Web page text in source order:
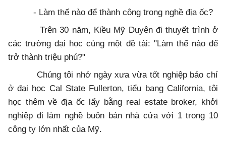
- Làm thế nào để thành công trong nghề địa ốc?
Trên 30 năm, Kiều Mỹ Duyên đi thuyết trình ở
các trường đại học cùng một đề tài: "Làm thế nào để
trở thành triệu phú?"
Chúng tôi nhớ ngày xưa vừa tốt nghiệp báo chí
ở đại học Cal State Fullerton, tiểu bang California, tôi
học thêm về địa ốc lấy bằng real estate broker, khởi
nghiệp đi làm nghề buôn bán nhà cửa với 1 trong 10
công ty lớn nhất của Mỹ.